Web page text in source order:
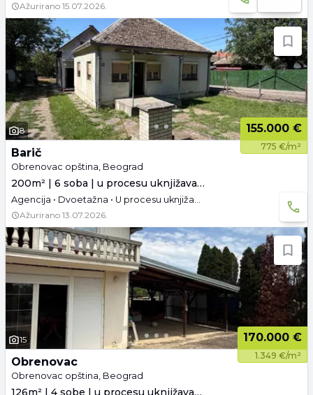
Ažurirano 15.07.2026.
8 155.000 €
775 €/m²
Barič
Obrenovac opština, Beograd
200m² | 6 soba | u procesu uknjižavanja
Agencija • Dvoetažna • U procesu uknjižavanja
Ažurirano 13.07.2026.
15 170.000 €
1.349 €/m²
Obrenovac
Obrenovac opština, Beograd
126m² | 4 sobe | u procesu uknjižavanja